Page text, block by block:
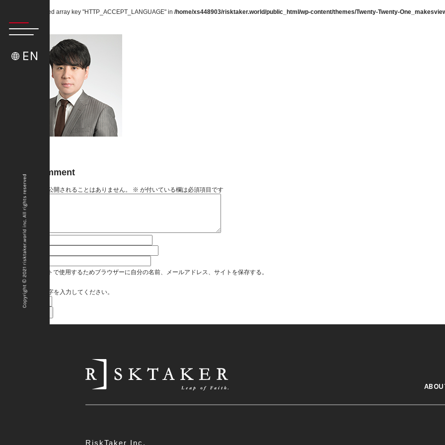
: Undefined array key "HTTP_ACCEPT_LANGUAGE" in /home/xs448903/risktaker.world/public_html/wp-content/themes/Twenty-Twenty-
EN
大島日向
Leave a comment
メールアドレスが公開されることはありません。 ※ が付いている欄は必須項目です
コメント※
※
次回のコメントで使用するためブラウザーに自分の名前、メールアドレス、サイトを保存する。
上に表示された文字を入力してください。
RiskTaker Inc.